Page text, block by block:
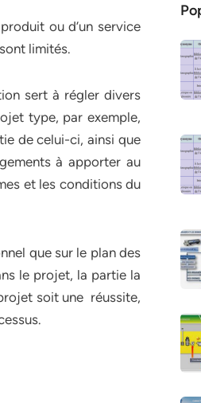
ou d’un service
limités.
sert à régler divers
type, par exemple,
de celui-ci, ainsi que
à apporter au
et les conditions du
que sur le plan des
le projet, la partie la
soit une réussite,